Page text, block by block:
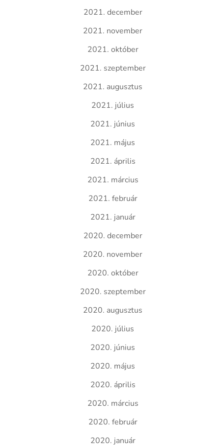
2021. december
2021. november
2021. október
2021. szeptember
2021. augusztus
2021. július
2021. június
2021. május
2021. április
2021. március
2021. február
2021. január
2020. december
2020. november
2020. október
2020. szeptember
2020. augusztus
2020. július
2020. június
2020. május
2020. április
2020. március
2020. február
2020. január